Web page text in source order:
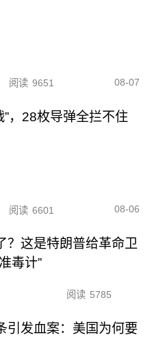
阅读 9651 08-07
，28枚导弹全拦不住
阅读 6601 08-06
？这是特朗普给革命卫
毒计”
阅读 5785
引发血案：美国为何要